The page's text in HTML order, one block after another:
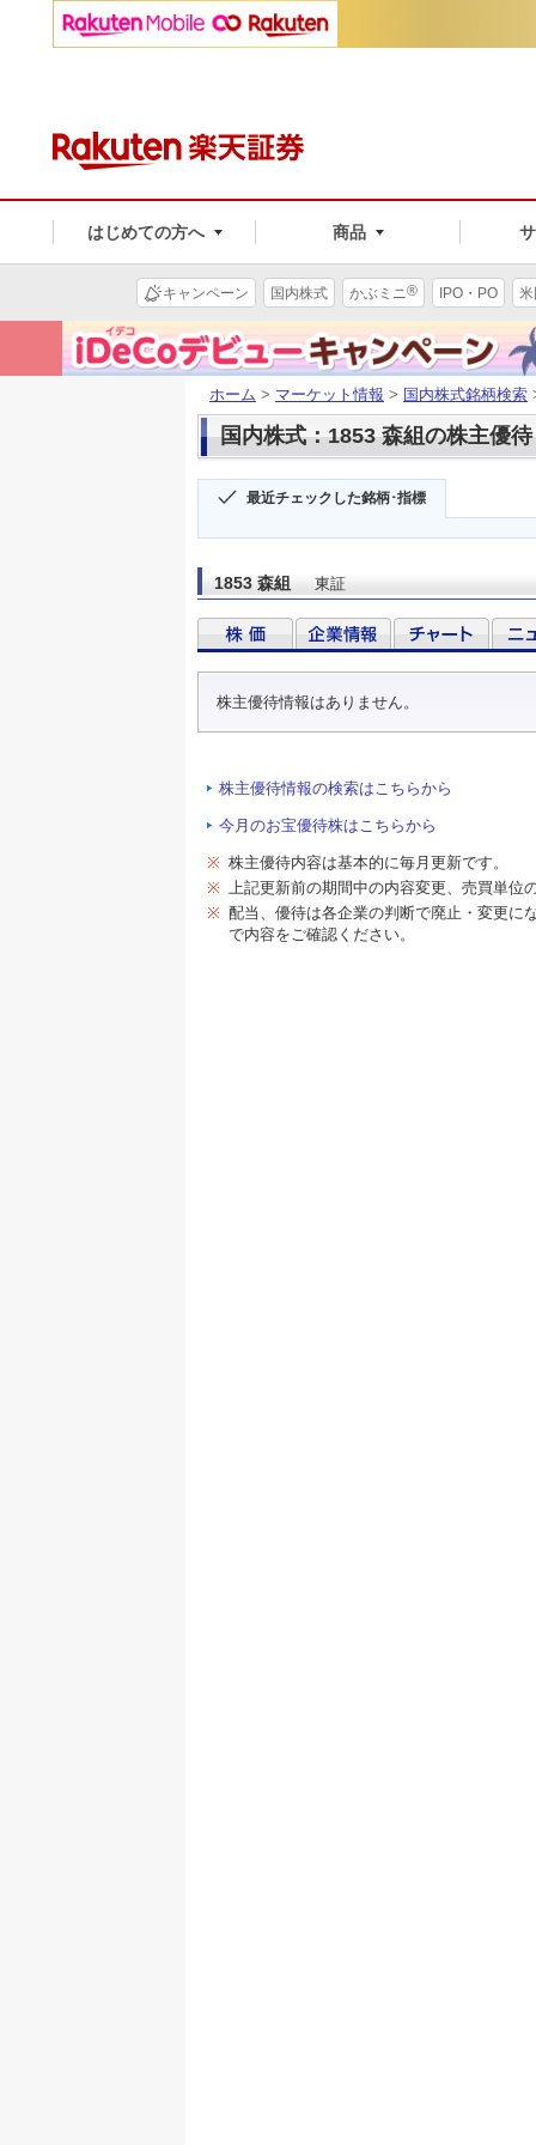
はじめての方へ 商品
キャンペーン 国内株式 かぶミニ® IPO・PO
ホーム > マーケット情報 > 国内株式銘柄検索
国内株式：1853 森組の株主優待
最近チェックした銘柄･指標
1853 森組 東証
株主優待情報はありません。
株主優待情報の検索はこちらから
今月のお宝優待株はこちらから
※ 株主優待内容は基本的に毎月更新です。
※ 上記更新前の期間中の内容変更、売買単位
※ 配当、優待は各企業の判断で廃止・変更に
で内容をご確認ください。